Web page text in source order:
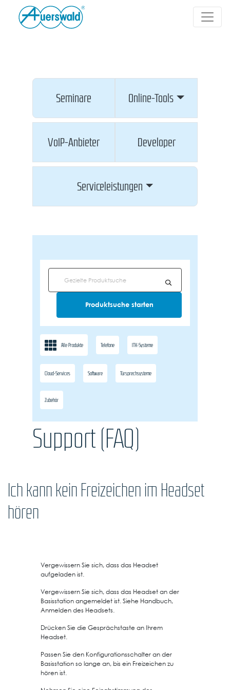
Seminare Online-Tools
VoIP-Anbieter Developer
Serviceleistungen
Alle Produkte Telefone ITK-Systeme
Cloud-Services Software Türsprechsysteme
Zubehör
Support (FAQ)
Ich kann kein Freizeichen im Headset
hören
Vergewissern Sie sich, dass das Headset
aufgeladen ist.
Vergewissern Sie sich, dass das Headset an der
Basisstation angemeldet ist. Siehe Handbuch,
Anmelden des Headsets.
Drücken Sie die Gesprächstaste an Ihrem
Headset.
Passen Sie den Konfigurationsschalter an der
Basisstation so lange an, bis ein Freizeichen zu
hören ist.